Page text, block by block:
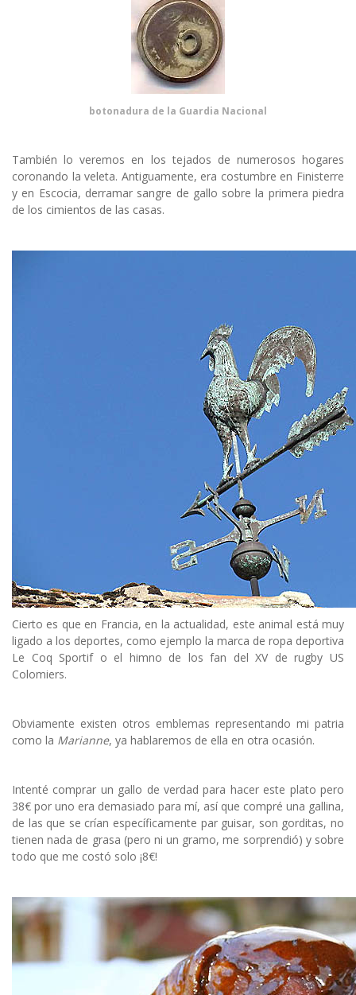
botonadura de la Guardia Nacional
También lo veremos en los tejados de numerosos hogares
coronando la veleta. Antiguamente, era costumbre en Finisterre
y en Escocia, derramar sangre de gallo sobre la primera piedra
de los cimientos de las casas.
Cierto es que en Francia, en la actualidad, este animal está muy
ligado a los deportes, como ejemplo la marca de ropa deportiva
Le Coq Sportif o el himno de los fan del XV de rugby US
Colomiers.
Obviamente existen otros emblemas representando mi patria
como la Marianne, ya hablaremos de ella en otra ocasión.
Intenté comprar un gallo de verdad para hacer este plato pero
38€ por uno era demasiado para mí, así que compré una gallina,
de las que se crían específicamente par guisar, son gorditas, no
tienen nada de grasa (pero ni un gramo, me sorprendió) y sobre
todo que me costó solo ¡8€!